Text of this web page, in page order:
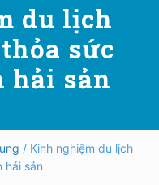
du lịch
sức
hải sản
/ Kinh nghiệm du lịch
hải sản